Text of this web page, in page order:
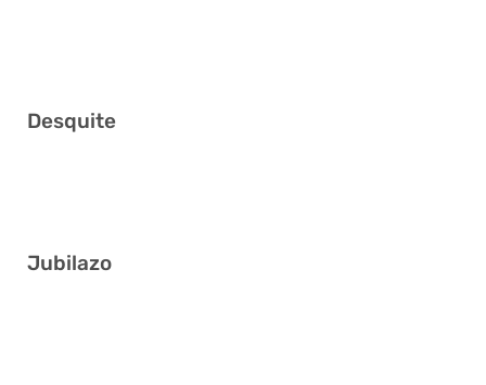
Desquite
Jubilazo